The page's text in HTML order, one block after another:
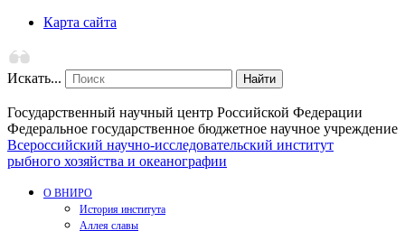
Карта сайта
Искать... Найти
Государственный научный центр Российской Федерации
Федеральное государственное бюджетное научное учреждение
Всероссийский научно-исследовательский институт
рыбного хозяйства и океанографии
О ВНИРО
История института
Аллея славы